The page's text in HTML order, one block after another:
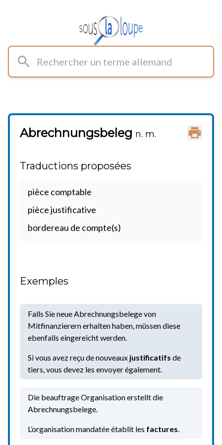
Rechercher un terme allemand
Abrechnungsbeleg n. m.
Traductions proposées
pièce comptable
pièce justificative
bordereau de compte(s)
Exemples
Falls Sie neue Abrechnungsbelege von
Mitfinanzierern erhalten haben, müssen diese
ebenfalls eingereicht werden.
Si vous avez reçu de nouveaux justificatifs de
tiers, vous devez les envoyer également.
Die beauftrage Organisation erstellt die
Abrechnungsbelege.
L’organisation mandatée établit les factures.